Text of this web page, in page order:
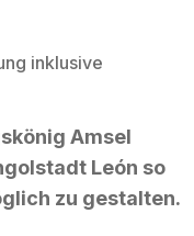
inklusive
Amsel
León so
zu gestalten.